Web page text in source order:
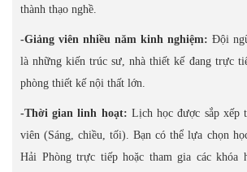
thành thạo nghề.
-Giảng viên nhiều năm kinh nghiệm: Đội
là những kiến trúc sư, nhà thiết kế đang trực
phòng thiết kế nội thất lớn.
-Thời gian linh hoạt: Lịch học được sắp xếp
viên (Sáng, chiều, tối). Bạn có thể lựa chọn
Hải Phòng trực tiếp hoặc tham gia các khóa